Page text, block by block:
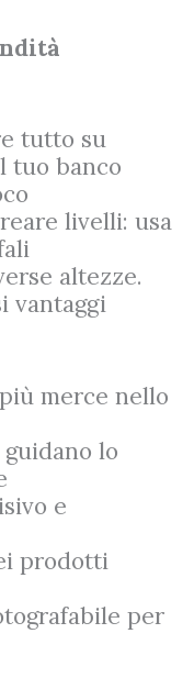
tutto su
tuo banco
livelli: usa
altezze.
vantaggi
merce nello
lo
e
prodotti
per